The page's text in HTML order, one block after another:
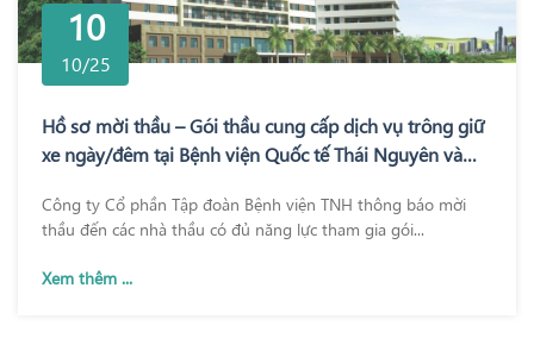
10
10/25
Hồ sơ mời thầu – Gói thầu cung cấp dịch vụ trông giữ
xe ngày/đêm tại Bệnh viện Quốc tế Thái Nguyên và
Công ty Cổ phần Tập đoàn Bệnh viện TNH thông báo mời
thầu đến các nhà thầu có đủ năng lực tham gia gói...
Xem thêm ...